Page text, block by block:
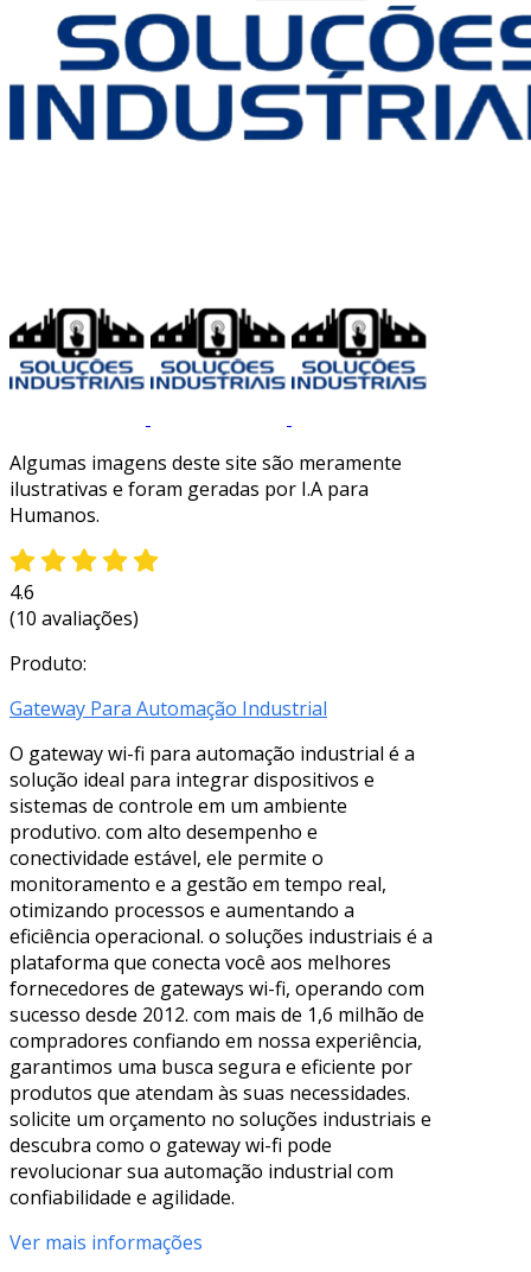
Algumas imagens deste site são meramente
ilustrativas e foram geradas por I.A para
Humanos.
4.6
(10 avaliações)
Produto:
Gateway Para Automação Industrial
O gateway wi-fi para automação industrial é a
solução ideal para integrar dispositivos e
sistemas de controle em um ambiente
produtivo. com alto desempenho e
conectividade estável, ele permite o
monitoramento e a gestão em tempo real,
otimizando processos e aumentando a
eficiência operacional. o soluções industriais é a
plataforma que conecta você aos melhores
fornecedores de gateways wi-fi, operando com
sucesso desde 2012. com mais de 1,6 milhão de
compradores confiando em nossa experiência,
garantimos uma busca segura e eficiente por
produtos que atendam às suas necessidades.
solicite um orçamento no soluções industriais e
descubra como o gateway wi-fi pode
revolucionar sua automação industrial com
confiabilidade e agilidade.
Ver mais informações